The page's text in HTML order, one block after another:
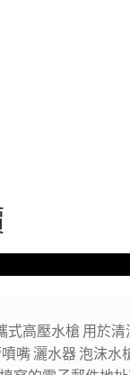
式高壓水槍 用於
嘴 灑水器 泡沫水